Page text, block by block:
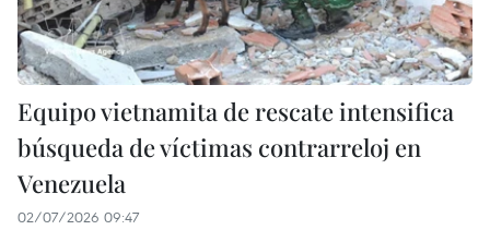
Equipo vietnamita de rescate intensifica
búsqueda de víctimas contrarreloj en
Venezuela
02/07/2026 09:47